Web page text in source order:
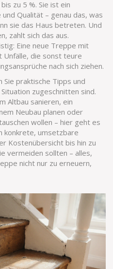
zu 5 %. Sie ist ein
Qualität – genau das, was
sie das Haus betreten. Und
zahlt sich das aus.
Eine neue Treppe mit
die sonst teure
nach sich ziehen.
Sie praktische Tipps und
zugeschnitten sind.
Altbau sanieren, ein
Neubau planen oder
wollen – hier geht es
konkrete, umsetzbare
Kostenübersicht bis hin zu
vermeiden sollten – alles,
nicht nur zu erneuern,